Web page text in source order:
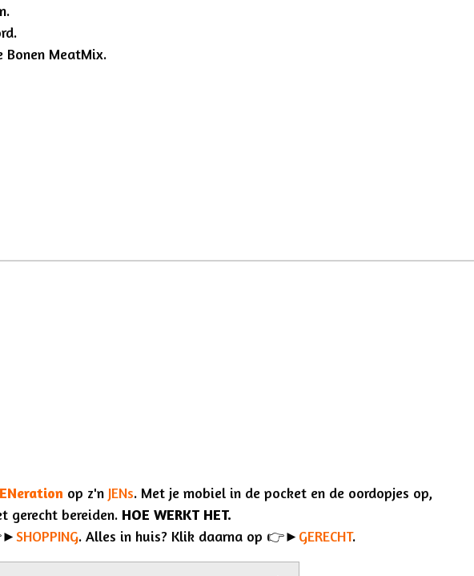
MeatMix.
op z'n JENs. Met je mobiel in de pocket en de oordopjes op,
gerecht bereiden. HOE WERKT HET.
SHOPPING. Alles in huis? Klik daarna op 👉► GERECHT.